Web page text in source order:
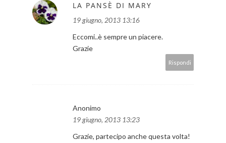
LA PANSÈ DI MARY
19 giugno, 2013 13:16
Eccomi..è sempre un piacere.
Grazie
Rispondi
Anonimo
19 giugno, 2013 13:23
Grazie, partecipo anche questa volta!